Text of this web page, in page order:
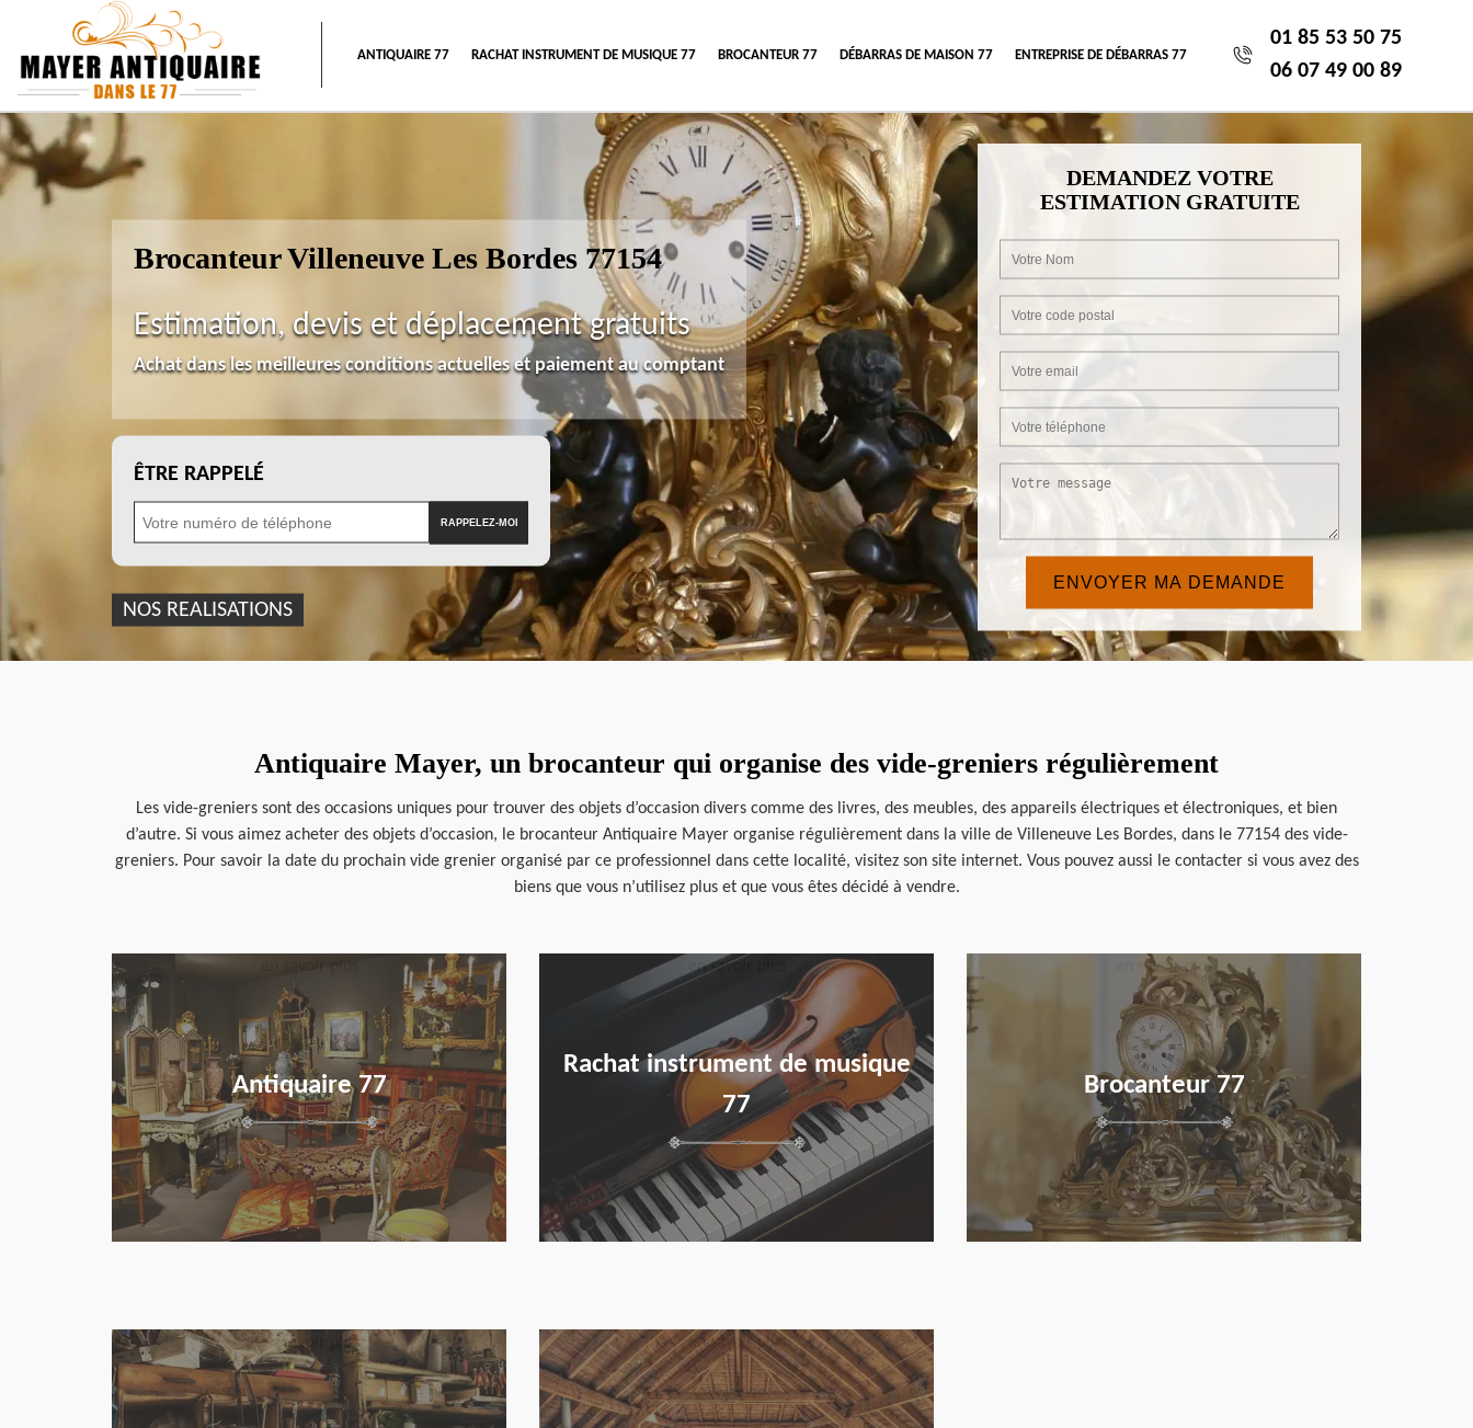
ANTIQUAIRE 77 RACHAT INSTRUMENT DE MUSIQUE 77 BROCANTEUR 77 DÉBARRAS DE MAISON 77 ENTREPRISE DE DÉBARRAS 77
01 85 53 50 75
06 07 49 00 89
Brocanteur Villeneuve Les Bordes 77154
Estimation, devis et déplacement gratuits
Achat dans les meilleures conditions actuelles et paiement au comptant
ÊTRE RAPPELÉ
NOS REALISATIONS
DEMANDEZ VOTRE
ESTIMATION GRATUITE
Antiquaire Mayer, un brocanteur qui organise des vide-greniers régulièrement
Les vide-greniers sont des occasions uniques pour trouver des objets d’occasion divers comme des livres, des meubles, des appareils électriques et électroniques, et bien
d’autre. Si vous aimez acheter des objets d’occasion, le brocanteur Antiquaire Mayer organise régulièrement dans la ville de Villeneuve Les Bordes, dans le 77154 des vide-
greniers. Pour savoir la date du prochain vide grenier organisé par ce professionnel dans cette localité, visitez son site internet. Vous pouvez aussi le contacter si vous avez des
biens que vous n’utilisez plus et que vous êtes décidé à vendre.
Antiquaire 77
Rachat instrument de musique
77
en savoir plus
Brocanteur 77
en savoir plus
en savoir plus en savoir plus